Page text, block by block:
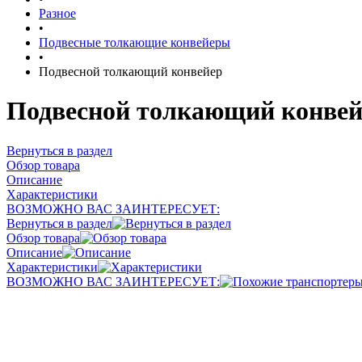
Разное
•
Подвесные толкающие конвейеры
•
Подвесной толкающий конвейер
Подвесной толкающий
Вернуться в раздел
Обзор товара
Описание
Характеристики
ВОЗМОЖНО ВАС ЗАИНТЕРЕСУЕТ:
Вернуться в раздел
Обзор товара
Описание
Характеристики
ВОЗМОЖНО ВАС ЗАИНТЕРЕСУЕТ: